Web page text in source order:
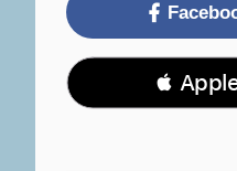
 Apple